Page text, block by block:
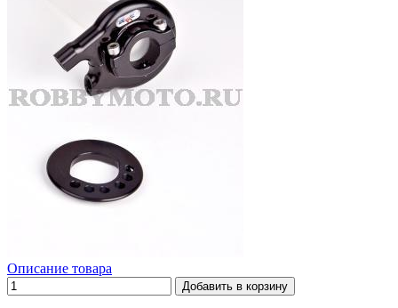
Описание товара